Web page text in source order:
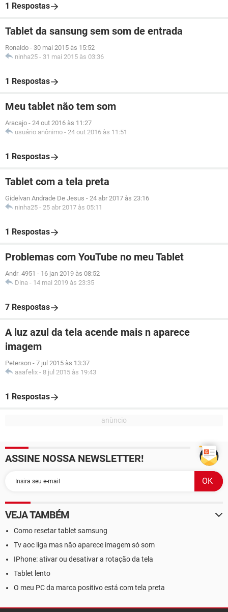
1 Respostas
Tablet da sansung sem som de entrada
Ronaldo - 30 mai 2015 às 15:52
ninha25 - 31 mai 2015 às 03:36
1 Respostas
Meu tablet não tem som
Aracajo - 24 out 2016 às 11:27
usuário anônimo - 24 out 2016 às 11:51
1 Respostas
Tablet com a tela preta
Gidelvan Andrade De Jesus - 24 abr 2017 às 23:16
ninha25 - 25 abr 2017 às 05:11
1 Respostas
Problemas com YouTube no meu Tablet
Andr_4951 - 16 jan 2019 às 08:52
Dina - 14 mai 2019 às 23:35
7 Respostas
A luz azul da tela acende mais n aparece
imagem
Peterson - 7 jul 2015 às 13:37
aaafelix - 8 jul 2015 às 19:43
1 Respostas
ASSINE NOSSA NEWSLETTER!
VEJA TAMBÉM
Como resetar tablet samsung
Tv aoc liga mas não aparece imagem só som
IPhone: ativar ou desativar a rotação da tela
Tablet lento
O meu PC da marca positivo está com tela preta